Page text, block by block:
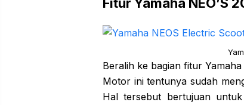
Beralih ke bagian fitur
Motor ini tentunya sudah
Hal tersebut bertujuan